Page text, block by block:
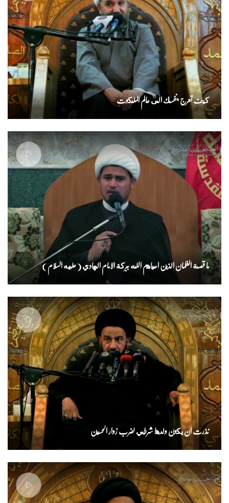
كيف تعرج بنفسك الى عالم الملكوت
ما قصة الغلمان الذين احياهم الله ببركة الامام الهادي ( عليه السلام )
نذرت ان يكون ولدها شرطي لضرب زوار الحسين